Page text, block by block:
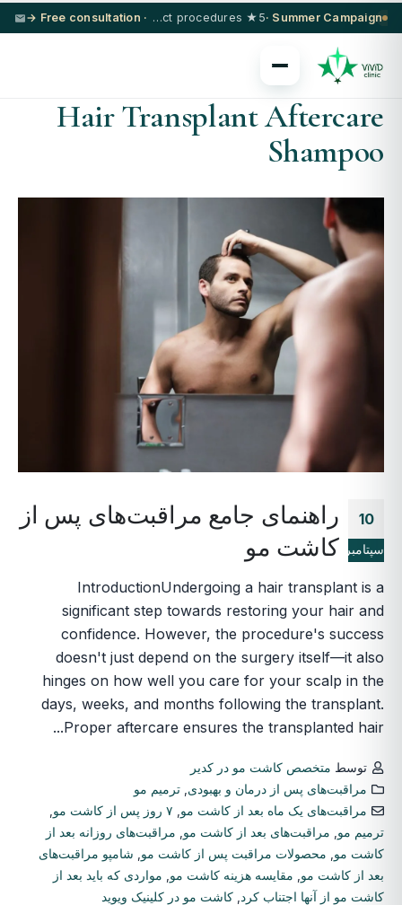
Summer Campaign ·
5★ hotel + VIP transfer on select procedures
· Free consultation →
Hair Transplant Aftercare
Shampoo
10
سپتامبر
راهنمای جامع مراقبت‌های پس از
کاشت مو
IntroductionUndergoing a hair transplant is a
significant step towards restoring your hair and
confidence. However, the procedure's success
doesn't just depend on the surgery itself—it also
hinges on how well you care for your scalp in the
days, weeks, and months following the transplant.
Proper aftercare ensures the transplanted hair...
توسط متخصص کاشت مو در کدیر
مراقبت‌های پس از درمان و بهبودی ,ترمیم مو
مراقبت‌های یک ماه بعد از کاشت مو
۷ روز پس از کاشت مو
ترمیم مو
مراقبت‌های بعد از کاشت مو
مراقبت‌های روزانه بعد از
کاشت مو
محصولات مراقبت پس از کاشت مو
شامپو مراقبت‌های
بعد از کاشت مو
مقایسه هزینه کاشت مو
مواردی که باید بعد از
کاشت مو از آنها اجتناب کرد
کاشت مو در کلینیک ویوید